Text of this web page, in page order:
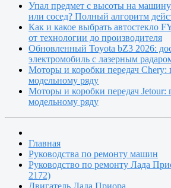
Упал предмет с высоты на
или сосед? Полный алгоритм
Как и какое выбрать автостекло
от технологии до производителя
Обновленный Toyota bZ3 2026:
электромобиль с лазерным
Моторы и коробки передач
модельному ряду
Моторы и коробки передач
модельному ряду
Главная
Руководства по ремонту машин
Руководство по ремонту Лада
2172)